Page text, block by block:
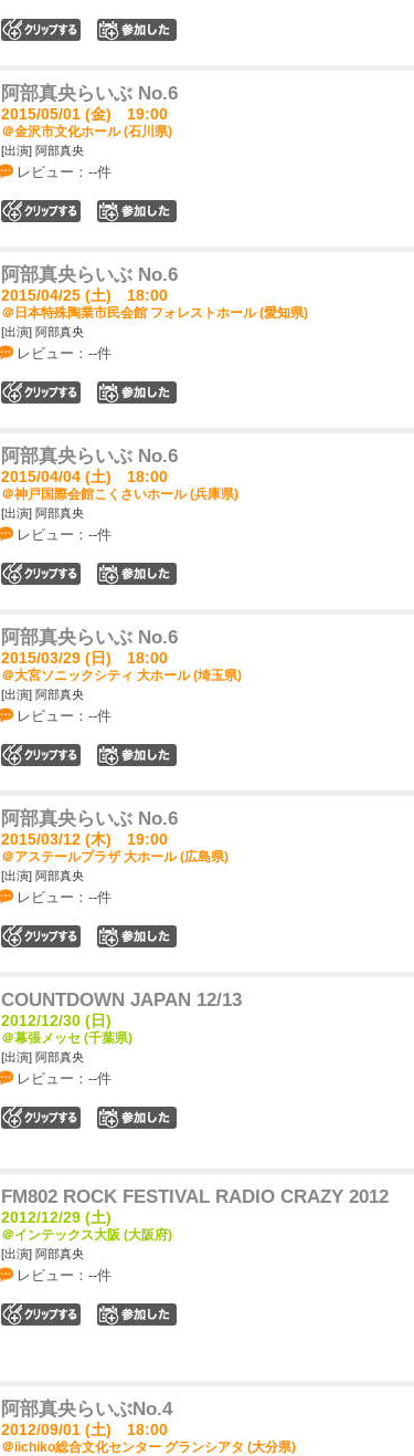
阿部真央らいぶ No.6
2015/05/01 (金) 19:00
＠金沢市文化ホール (石川県)
[出演] 阿部真央
レビュー：--件
阿部真央らいぶ No.6
2015/04/25 (土) 18:00
＠日本特殊陶業市民会館 フォレストホール (愛知県)
[出演] 阿部真央
レビュー：--件
阿部真央らいぶ No.6
2015/04/04 (土) 18:00
＠神戸国際会館こくさいホール (兵庫県)
[出演] 阿部真央
レビュー：--件
阿部真央らいぶ No.6
2015/03/29 (日) 18:00
＠大宮ソニックシティ 大ホール (埼玉県)
[出演] 阿部真央
レビュー：--件
阿部真央らいぶ No.6
2015/03/12 (木) 19:00
＠アステールプラザ 大ホール (広島県)
[出演] 阿部真央
レビュー：--件
COUNTDOWN JAPAN 12/13
2012/12/30 (日)
＠幕張メッセ (千葉県)
[出演] 阿部真央
レビュー：--件
FM802 ROCK FESTIVAL RADIO CRAZY 2012
2012/12/29 (土)
＠インテックス大阪 (大阪府)
[出演] 阿部真央
レビュー：--件
阿部真央らいぶNo.4
2012/09/01 (土) 18:00
＠iichiko総合文化センター グランシアタ (大分県)